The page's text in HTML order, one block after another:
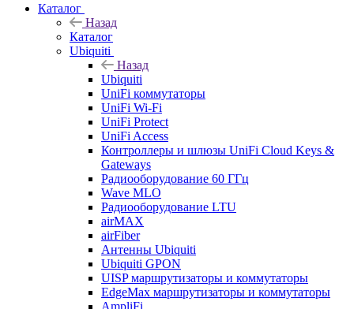
Каталог
Назад
Каталог
Ubiquiti
Назад
Ubiquiti
UniFi коммутаторы
UniFi Wi-Fi
UniFi Protect
UniFi Access
Контроллеры и шлюзы UniFi Cloud Keys &
Gateways
Радиооборудование 60 ГГц
Wave MLO
Радиооборудование LTU
airMAX
airFiber
Антенны Ubiquiti
Ubiquiti GPON
UISP маршрутизаторы и коммутаторы
EdgeMax маршрутизаторы и коммутаторы
AmpliFi